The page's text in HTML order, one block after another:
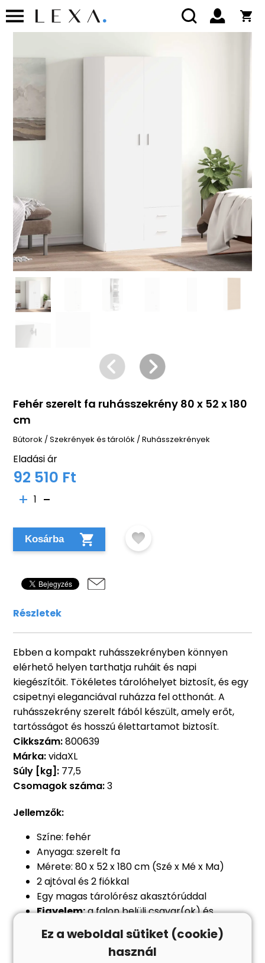
Fehér szerelt fa ruhásszekrény 80 x 52 x 180
cm
Bútorok /Szekrények és tárolók /Ruhásszekrények
Eladási ár
92 510 Ft
1
Kosárba
Részletek
Ebben a kompakt ruhásszekrényben könnyen
elérhető helyen tarthatja ruháit és napi
kiegészítőit. Tökéletes tárolóhelyet biztosít, és egy
csipetnyi eleganciával ruházza fel otthonát. A
ruhásszekrény szerelt fából készült, amely erőt,
tartósságot és hosszú élettartamot biztosít.
Cikkszám:800639
Márka:vidaXL
Súly [kg]: 77,5
Csomagok száma:3
Jellemzők:
Színe: fehér
Anyaga: szerelt fa
Mérete: 80 x 52 x 180 cm (Szé x Mé x Ma)
2 ajtóval és 2 fiókkal
Egy magas tárolórész akasztórúddal
Figyelem:a falon belüli csavar(ok) és
dugó(k) nem alaptartozékok. Keressen és
használjon a falának megfelelő csavar(oka)t
és dugó(ka)t. Ha bizonytalan, kérje
Ez a weboldal sütiket (cookie)
használ